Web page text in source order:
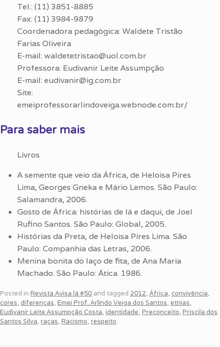
Tel.: (11) 3851-8885
Fax: (11) 3984-9879
Coordenadora pedagógica: Waldete Tristão
Farias Oliveira
E-mail: waldetetristao@uol.com.br
Professora: Eudivanir Leite Assumpção
E-mail: eudivanir@ig.com.br
Site:
emeiprofessorarlindoveiga.webnode.com.br/
Para saber mais
Livros
A semente que veio da África, de Heloisa Pires
Lima, Georges Gneka e Mário Lemos. São Paulo:
Salamandra, 2006.
Gosto de África: histórias de lá e daqui, de Joel
Rufino Santos. São Paulo: Global, 2005.
Histórias da Preta, de Heloisa Pires Lima. São
Paulo: Companhia das Letras, 2006.
Menina bonita do laço de fita, de Ana Maria
Machado. São Paulo: Ática. 1986.
Posted in Revista Avisa lá #50 and tagged 2012, África, convivência,
cores, diferenças, Emei Prof. Arlindo Veiga dos Santos, etnias,
Eudivanir Leite Assumpção Costa, identidade, Preconceito, Priscila dos
Santos Silva, raças, Racismo, respeito.